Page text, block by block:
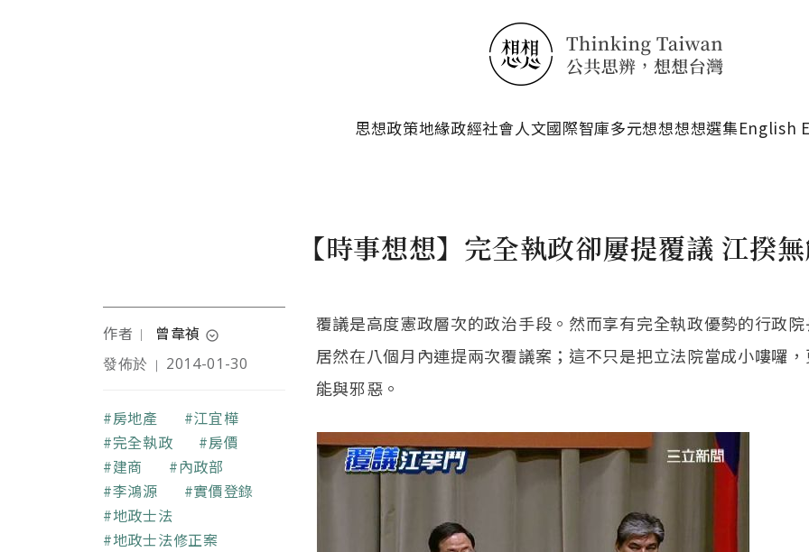
思想政策地緣政經社會人文國際智庫多元想想想想選集English
【時事想想】完全執政卻屢提覆議 江揆
作者 ｜ 曾韋禎 expand_circle_down
基督徒、嘉義人、唸歷史
地圖、探究歷史、評論時
政、文化現象、看棒球、
聽音樂。曾經是媒體從業
人員。
發佈於 ｜ 2014-01-30
關鍵字
房地產
江宜樺
完全執政
房價
建商
內政部
李鴻源
實價登錄
地政士法
地政士法修正案
覆議是高度憲政層次的政治手段。然而享有完全執政優勢的行政院
居然在八個月內連提兩次覆議案；這不只是把立法院當成小嘍囉
能與邪惡。